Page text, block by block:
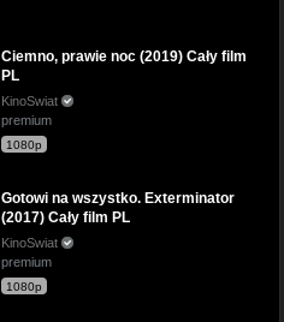
Ciemno, prawie noc (2019) Cały film
PL
KinoSwiat
premium
1080p
Gotowi na wszystko. Exterminator
(2017) Cały film PL
KinoSwiat
premium
1080p